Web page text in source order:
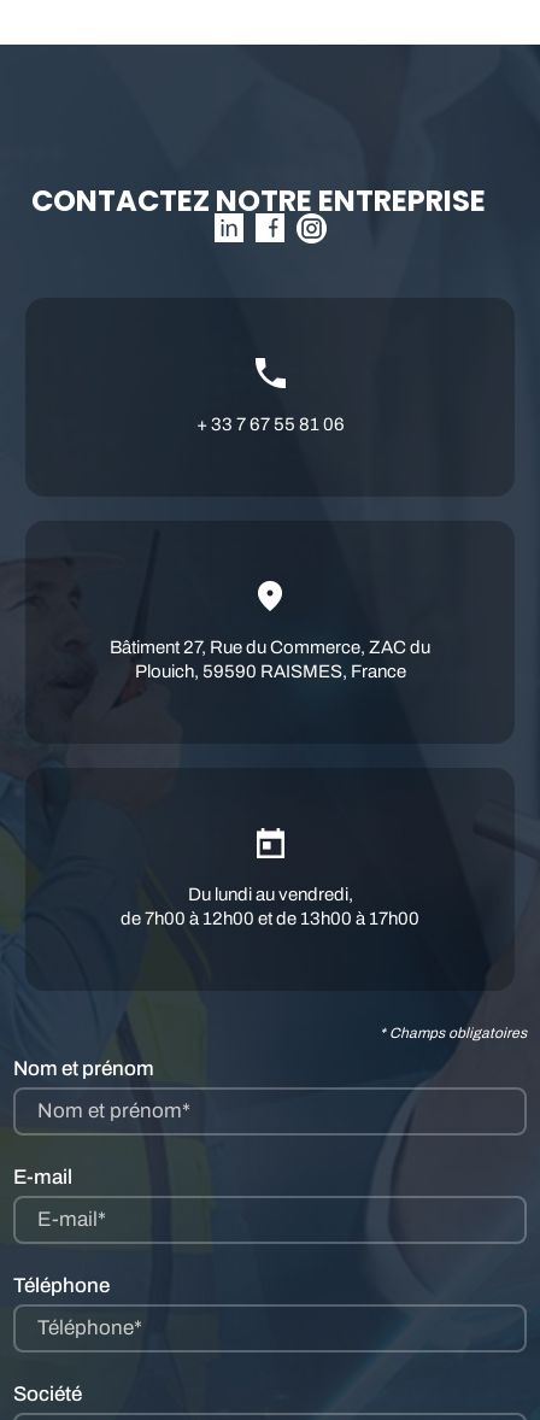
CONTACTEZ NOTRE ENTREPRISE
+ 33 7 67 55 81 06
Bâtiment 27, Rue du Commerce, ZAC du
Plouich, 59590 RAISMES, France
Du lundi au vendredi,
de 7h00 à 12h00 et de 13h00 à 17h00
* Champs obligatoires
Nom et prénom
Nom et prénom*
E-mail
E-mail*
Téléphone
Téléphone*
Société